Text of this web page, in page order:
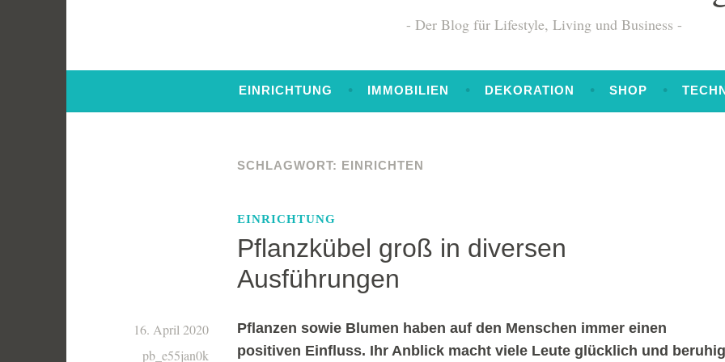
Der Blog für Lifestyle, Living und Business
EINRICHTUNG IMMOBILIEN DEKORATION SHOP
SCHLAGWORT: EINRICHTEN
EINRICHTUNG
Pflanzkübel groß in diversen
Ausführungen
16. April 2020
pb_e55jan0k
Pflanzen sowie Blumen haben auf den Menschen immer einen
positiven Einfluss. Ihr Anblick macht viele Leute glücklich und